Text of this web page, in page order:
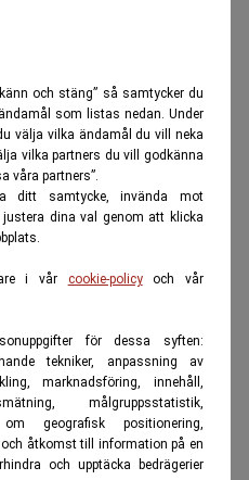
och stäng” så samtycker du
som listas nedan. Under
välja vilka ändamål du vill neka
vilka partners du vill godkänna
våra partners”.
ditt samtycke, invända mot
dina val genom att klicka
i vår cookie-policyoch vår
för dessa syften:
tekniker, anpassning av
marknadsföring, innehåll,
målgruppsstatistik,
geografisk positionering,
åtkomst till information på en
och upptäcka bedrägerier